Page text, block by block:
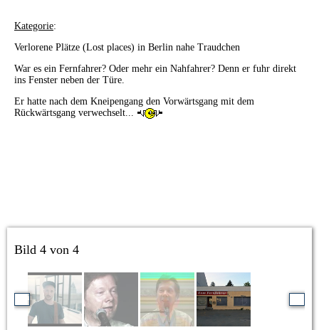
Kategorie:
Verlorene Plätze (Lost places) in Berlin nahe Traudchen
War es ein Fernfahrer? Oder mehr ein Nahfahrer? Denn er fuhr direkt
ins Fenster neben der Türe.
Er hatte nach dem Kneipengang den Vorwärtsgang mit dem
Rückwärtsgang verwechselt...
Bild 4 von 4